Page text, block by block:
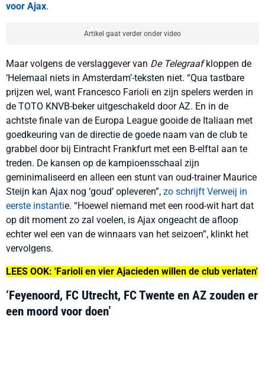
voor Ajax.
Artikel gaat verder onder video
Maar volgens de verslaggever van De Telegraafkloppen de
‘Helemaal niets in Amsterdam’-teksten niet. “Qua tastbare
prijzen wel, want Francesco Farioli en zijn spelers werden in
de TOTO KNVB-beker uitgeschakeld door AZ. En in de
achtste finale van de Europa League gooide de Italiaan met
goedkeuring van de directie de goede naam van de club te
grabbel door bij Eintracht Frankfurt met een B-elftal aan te
treden. De kansen op de kampioensschaal zijn
geminimaliseerd en alleen een stunt van oud-trainer Maurice
Steijn kan Ajax nog ‘goud’ opleveren”, zo schrijft Verweij in
eerste instantie. “Hoewel niemand met een rood-wit hart dat
op dit moment zo zal voelen, is Ajax ongeacht de afloop
echter wel een van de winnaars van het seizoen”, klinkt het
vervolgens.
LEES OOK: 'Farioli en vier Ajacieden willen de club verlaten'
‘Feyenoord, FC Utrecht, FC Twente en AZ zouden er
een moord voor doen’